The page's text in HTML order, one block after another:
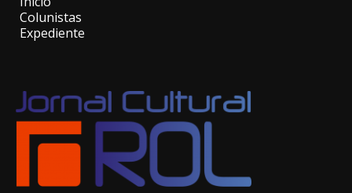
Colunistas
Expediente